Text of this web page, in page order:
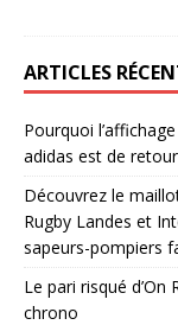
ARTICLES
Pourquoi
adidas est de
Découvrez le
Rugby Landes et
sapeurs-pompiers
Le pari risqué d’On
chrono